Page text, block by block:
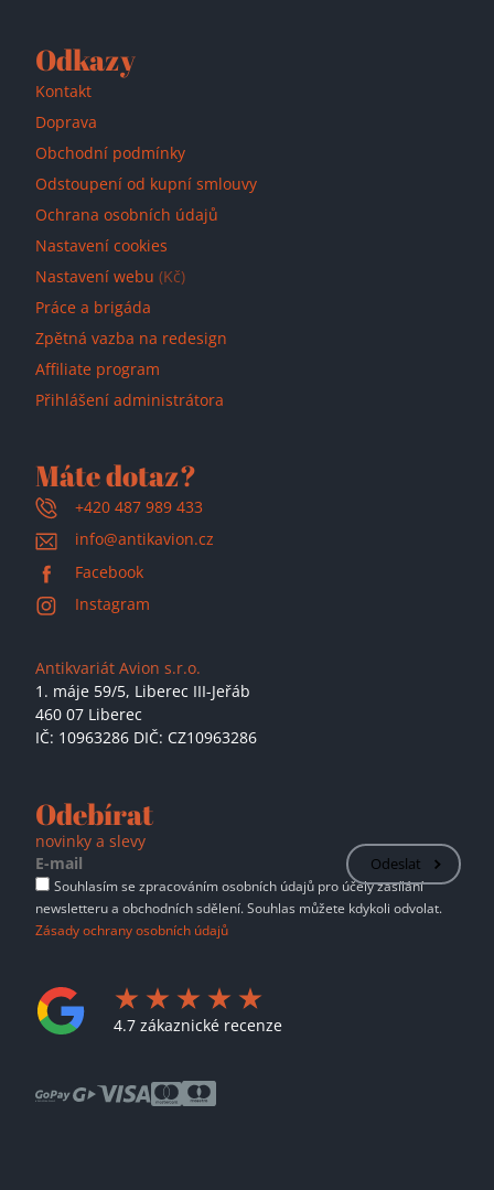
Odkazy
Kontakt
Doprava
Obchodní podmínky
Odstoupení od kupní smlouvy
Ochrana osobních údajů
Nastavení cookies
Nastavení webu (Kč)
Práce a brigáda
Zpětná vazba na redesign
Affiliate program
Přihlášení administrátora
Máte dotaz?
+420 487 989 433
info@antikavion.cz
Facebook
Instagram
Antikvariát Avion s.r.o.
1. máje 59/5, Liberec III-Jeřáb
460 07 Liberec
IČ: 10963286 DIČ: CZ10963286
Odebírat
novinky a slevy
Odeslat
Souhlasím se zpracováním osobních údajů pro účely zasílání
newsletteru a obchodních sdělení. Souhlas můžete kdykoli odvolat.
Zásady ochrany osobních údajů
4.7 zákaznické recenze